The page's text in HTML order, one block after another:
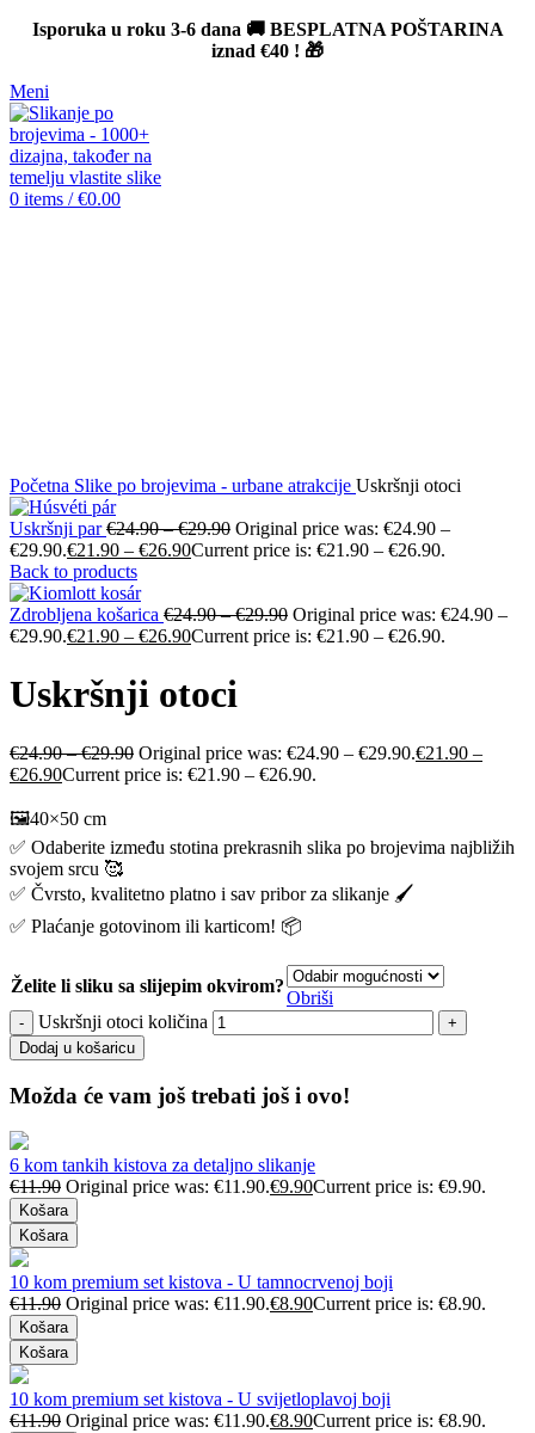
Isporuka u roku 3-6 dana 🚚 BESPLATNA POŠTARINA
iznad €40 ! 🎁
Meni
0 items / €0.00
Početna Slike po brojevima - urbane atrakcije Uskršnji otoci
Uskršnji par€24.90–€29.90 Original price was: €24.90 –
€29.90.€21.90 – €26.90Current price is: €21.90 – €26.90.
Back to products
Zdrobljena košarica €24.90–€29.90 Original price was: €24.90 –
€29.90.€21.90 – €26.90Current price is: €21.90 – €26.90.
Uskršnji otoci
€24.90–€29.90 Original price was: €24.90 – €29.90.€21.90 –
€26.90Current price is: €21.90 – €26.90.
🖼️40×50 cm
✅ Odaberite između stotina prekrasnih slika po brojevima najbližih
svojem srcu 🥰
✅ Čvrsto, kvalitetno platno i sav pribor za slikanje 🖌️
✅ Plaćanje gotovinom ili karticom! 📦
Želite li sliku sa slijepim okvirom?
Obriši
Uskršnji otoci količina
Dodaj u košaricu
Možda će vam još trebati još i ovo!
6 kom tankih kistova za detaljno slikanje
€11.90 Original price was: €11.90.€9.90Current price is: €9.90.
Košara
Košara
10 kom premium set kistova - U tamnocrvenoj boji
€11.90 Original price was: €11.90.€8.90Current price is: €8.90.
Košara
Košara
10 kom premium set kistova - U svijetloplavoj boji
€11.90 Original price was: €11.90.€8.90Current price is: €8.90.